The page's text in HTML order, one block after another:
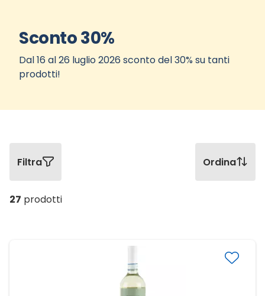
Sconto 30%
Dal 16 al 26 luglio 2026 sconto del 30% su tanti
prodotti!
Filtra Ordina
27 prodotti